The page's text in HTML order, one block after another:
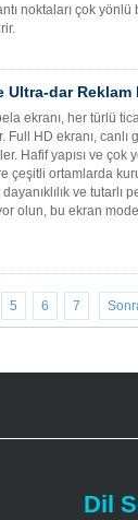
noktaları çok
dar Reklam
ekranı, her türlü
Full HD ekranı,
Hafif yapısı ve
ortamlarda
ve tutarlı
olun, bu ekran
5 6 7
Dil